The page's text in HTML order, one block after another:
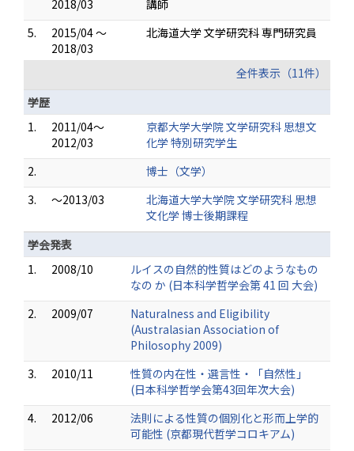
2018/03
講師
5.
2015/04 ～
2018/03
北海道大学 文学研究科 専門研究員
全件表示（11件）
学歴
1.
2011/04～
2012/03
京都大学大学院 文学研究科 思想文
化学 特別研究学生
2.
博士（文学）
3.
～2013/03
北海道大学大学院 文学研究科 思想
文化学 博士後期課程
学会発表
1.
2008/10
ルイスの自然的性質はどのようなもの
なの か (日本科学哲学会第 41 回 大会)
2.
2009/07
Naturalness and Eligibility
(Australasian Association of
Philosophy 2009)
3.
2010/11
性質の内在性・選言性・「自然性」
(日本科学哲学会第43回年次大会)
4.
2012/06
法則による性質の個別化と形而上学的
可能性 (京都現代哲学コロキアム)